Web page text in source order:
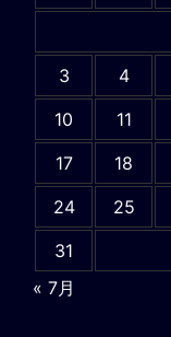
3
4
10
11
17
18
24
25
31
« 7月